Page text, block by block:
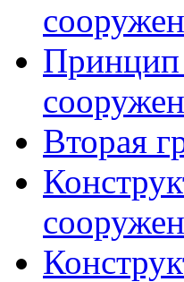
Принцип
Вторая